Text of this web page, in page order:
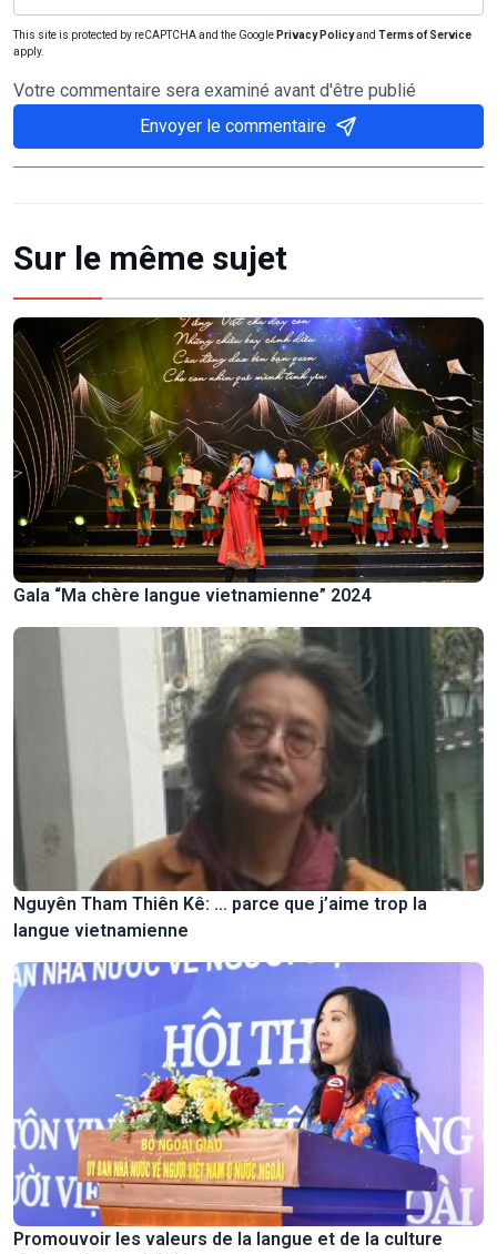
This site is protected by reCAPTCHA and the Google Privacy Policyand Terms of Service
apply.
Votre commentaire sera examiné avant d'être publié
Envoyer le commentaire
Sur le même sujet
Gala “Ma chère langue vietnamienne” 2024
Nguyên Tham Thiên Kê: … parce que j’aime trop la
langue vietnamienne
Promouvoir les valeurs de la langue et de la culture